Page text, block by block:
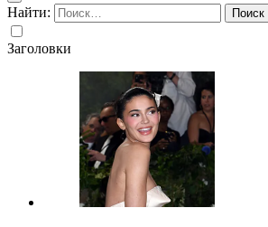
Найти:
Заголовки